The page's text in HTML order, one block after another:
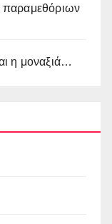
παραμεθόριων
η μοναξιά…